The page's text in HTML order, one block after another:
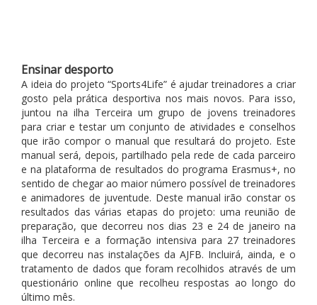
Ensinar desporto
A ideia do projeto “Sports4Life” é ajudar treinadores a criar
gosto pela prática desportiva nos mais novos. Para isso,
juntou na ilha Terceira um grupo de jovens treinadores
para criar e testar um conjunto de atividades e conselhos
que irão compor o manual que resultará do projeto. Este
manual será, depois, partilhado pela rede de cada parceiro
e na plataforma de resultados do programa Erasmus+, no
sentido de chegar ao maior número possível de treinadores
e animadores de juventude. Deste manual irão constar os
resultados das várias etapas do projeto: uma reunião de
preparação, que decorreu nos dias 23 e 24 de janeiro na
ilha Terceira e a formação intensiva para 27 treinadores
que decorreu nas instalações da AJFB. Incluirá, ainda, e o
tratamento de dados que foram recolhidos através de um
questionário online que recolheu respostas ao longo do
último mês.